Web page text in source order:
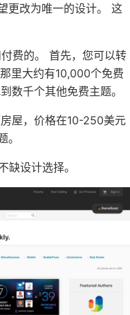
更改为唯一的设计。 这
费的。 首先，您可以转
里大约有10,000个免费
数千个其他免费主题。
屋，价格在10-250美元
缺设计选择。